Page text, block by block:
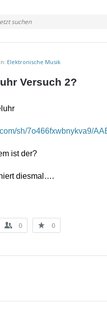
In: Elektronische Musik
Versuch 2?
sh/7o466fxwbnykva9/
ist der?
diesmal….
0 0